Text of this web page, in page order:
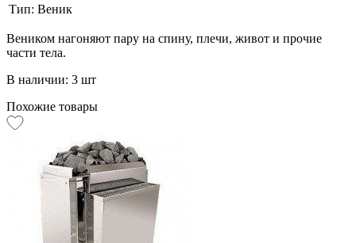
Тип: Веник
Веником нагоняют пару на спину, плечи, живот и прочие
части тела.
В наличии: 3 шт
Похожие товары